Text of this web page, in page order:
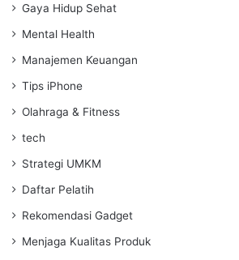
Gaya Hidup Sehat
Mental Health
Manajemen Keuangan
Tips iPhone
Olahraga & Fitness
tech
Strategi UMKM
Daftar Pelatih
Rekomendasi Gadget
Menjaga Kualitas Produk